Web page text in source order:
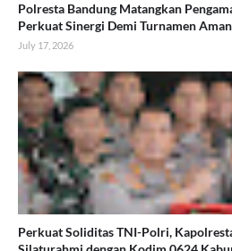
Polresta Bandung Matangkan
Perkuat Sinergi Demi Turnamen
July 17, 2026
Perkuat Soliditas TNI-Polri,